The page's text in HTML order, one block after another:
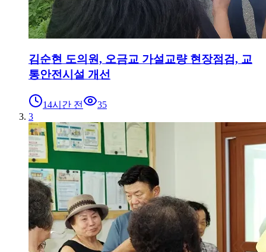
김순현 도의원, 오금교 가설교량 현장점검, 교
통안전시설 개선
14시간 전
35
3